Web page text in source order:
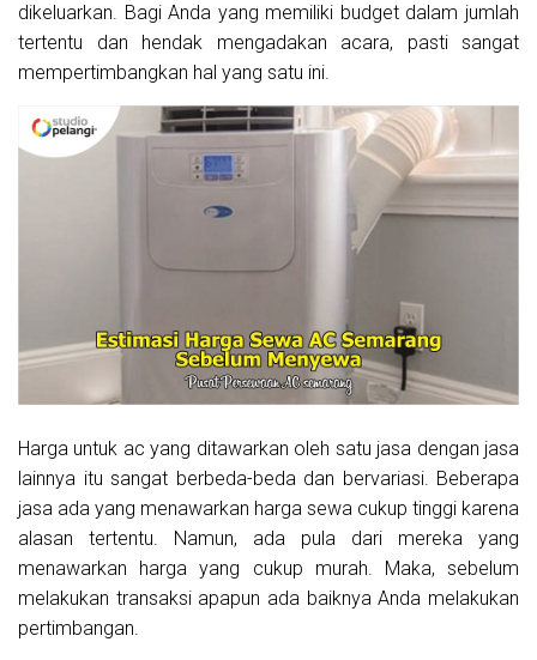
dikeluarkan. Bagi Anda yang memiliki budget dalam jumlah
tertentu dan hendak mengadakan acara, pasti sangat
mempertimbangkan hal yang satu ini.
Harga untuk ac yang ditawarkan oleh satu jasa dengan jasa
lainnya itu sangat berbeda-beda dan bervariasi. Beberapa
jasa ada yang menawarkan harga sewa cukup tinggi karena
alasan tertentu. Namun, ada pula dari mereka yang
menawarkan harga yang cukup murah. Maka, sebelum
melakukan transaksi apapun ada baiknya Anda melakukan
pertimbangan.